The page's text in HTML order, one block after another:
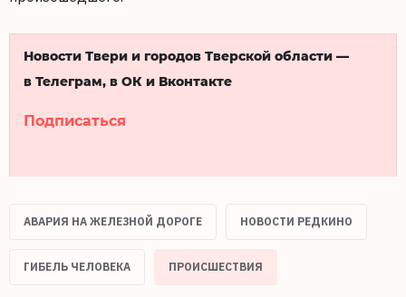
Новости Твери и городов Тверской области —
в Телеграм, в ОК и Вконтакте
Подписаться
АВАРИЯ НА ЖЕЛЕЗНОЙ ДОРОГЕ НОВОСТИ РЕДКИНО
ГИБЕЛЬ ЧЕЛОВЕКА ПРОИСШЕСТВИЯ